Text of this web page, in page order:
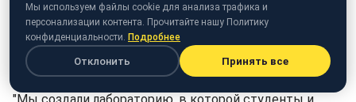
Мы используем файлы cookie для анализа трафика и
персонализации контента. Прочитайте нашу Политику
конфиденциальности. Подробнее
Отклонить Принять все